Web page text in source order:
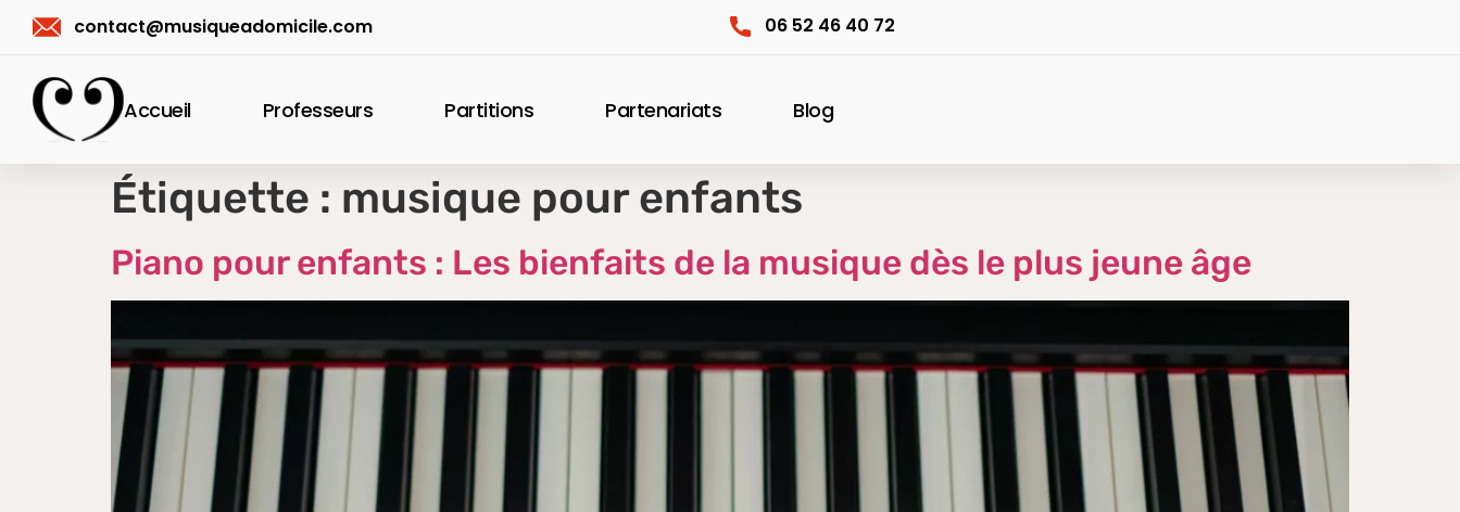
contact@musiqueadomicile.com 06 52 46 40 72
Accueil Professeurs Partitions Partenariats Blog
Étiquette : musique pour enfants
Piano pour enfants : Les bienfaits de la musique dès le plus jeune âge